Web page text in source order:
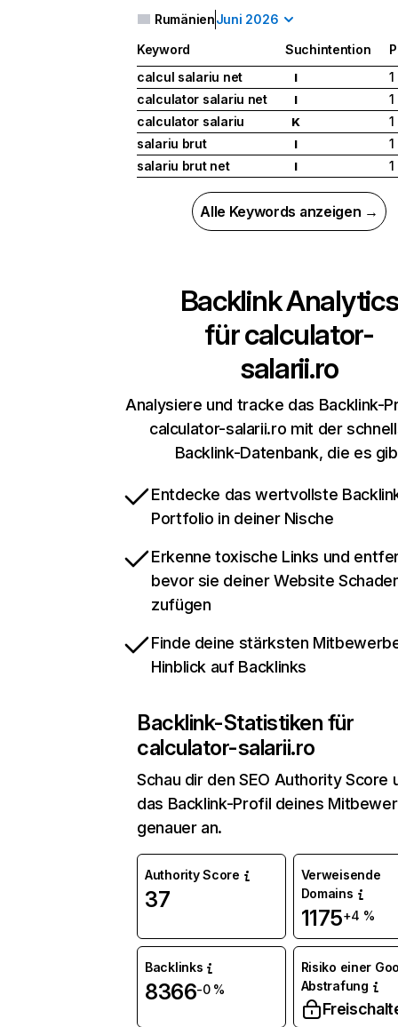
RumänienJuni 2026
Keyword Suchintention
calcul salariu net
I
1
calculator salariu net
I
1
calculator salariu
K
1
salariu brut
I
1
salariu brut net
I 1
Alle Keywords anzeigen →
Backlink Analytics
fürcalculator-
salarii.ro
Analysiere und tracke das Backlink-
calculator-salarii.ro mit der
Backlink-Datenbank, die es
Entdecke das wertvollste
Portfolio in deiner Nische
Erkenne toxische Links und
bevor sie deiner Website
zufügen
Finde deine stärksten
Hinblick auf Backlinks
Backlink-Statistiken für
calculator-salarii.ro
Schau dir den SEO Authority Score
das Backlink-Profil deines
genauer an.
Authority Score
37
Verweisende
Domains
1175+4 %
Backlinks
8366-0 %
Risiko einer
Abstrafung